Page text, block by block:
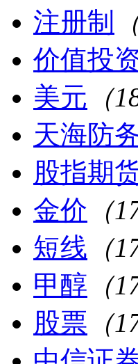
注册制
价值投
美元 （
天海防
股指期
金价 （
短线 （
甲醇 （
股票 （